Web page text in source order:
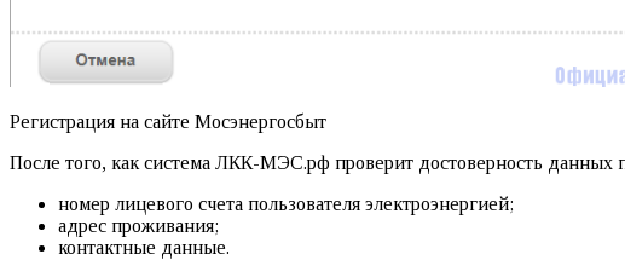
Регистрация на сайте Мосэнергосбыт
После того, как система ЛКК-МЭС.рф проверит достоверность
номер лицевого счета пользователя электроэнергией;
адрес проживания;
контактные данные.